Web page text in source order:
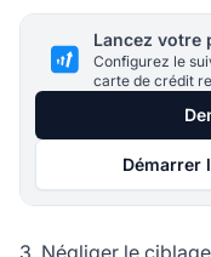
Lancez
Configurez le
carte de crédit
Démarrer
3. Négliger le ciblage